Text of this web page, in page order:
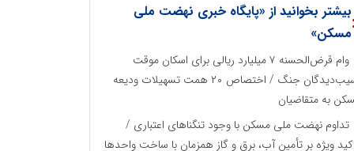
بیشتر بخوانید از «پایگاه خبری نهضت ملی
مسکن»
وام قرض‌الحسنه ۷ میلیارد ریالی برای اسکان موقت
آسیب‌دیدگان جنگ / اختصاص ۲۰ همت تسهیلات ودیعه
به متقاضیان
تداوم نهضت ملی مسکن با وجود تنگناهای اعتباری /
ویژه بر تأمین آب، برق و گاز همزمان با ساخت واحدها